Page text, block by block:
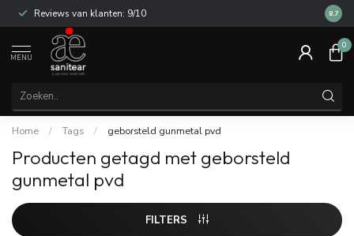
Reviews van klanten: 9/10 14
8.7
MENU
0
Home / Tags / geborsteld gunmetal pvd
Producten getagd met geborsteld
gunmetal pvd
FILTERS